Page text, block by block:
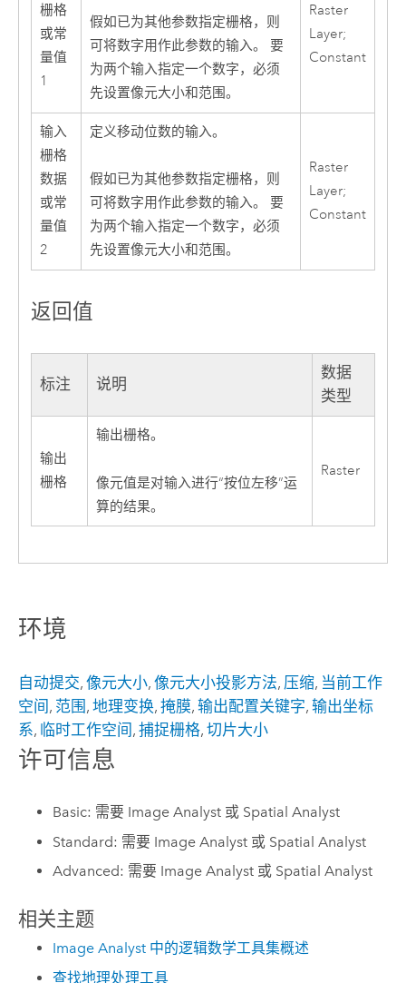
栅格
或常
量值
1
假如已为其他参数指定栅格，则
可将数字用作此参数的输入。 要
为两个输入指定一个数字，必须
先设置像元大小和范围。
Raster
Layer;
Constant
输入
栅格
数据
或常
量值
2
定义移动位数的输入。
假如已为其他参数指定栅格，则
可将数字用作此参数的输入。 要
为两个输入指定一个数字，必须
先设置像元大小和范围。
Raster
Layer;
Constant
返回值
标注 说明
数据
类型
输出
栅格
输出栅格。
像元值是对输入进行“按位左移”运
算的结果。
Raster
环境
自动提交, 像元大小, 像元大小投影方法, 压缩, 当前工作
空间, 范围, 地理变换, 掩膜, 输出配置关键字, 输出坐标
系, 临时工作空间, 捕捉栅格, 切片大小
许可信息
Basic: 需要 Image Analyst 或 Spatial Analyst
Standard: 需要 Image Analyst 或 Spatial Analyst
Advanced: 需要 Image Analyst 或 Spatial Analyst
相关主题
Image Analyst 中的逻辑数学工具集概述
查找地理处理工具